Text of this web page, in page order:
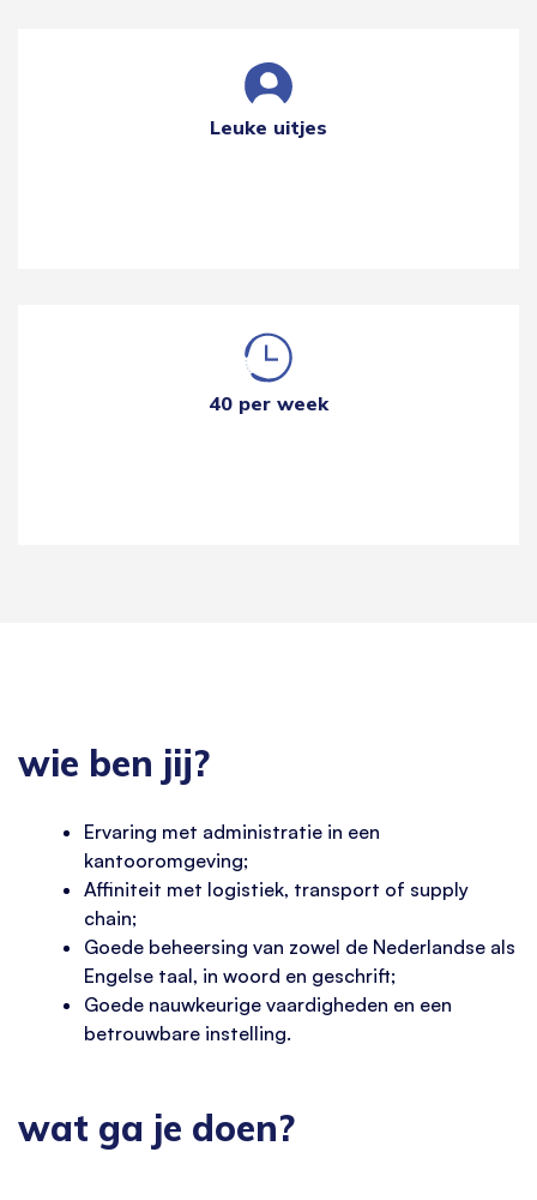
Leuke uitjes
40 per week
wie ben jij?
Ervaring met administratie in een
kantooromgeving;
Affiniteit met logistiek, transport of supply
chain;
Goede beheersing van zowel de Nederlandse als
Engelse taal, in woord en geschrift;
Goede nauwkeurige vaardigheden en een
betrouwbare instelling.
wat ga je doen?